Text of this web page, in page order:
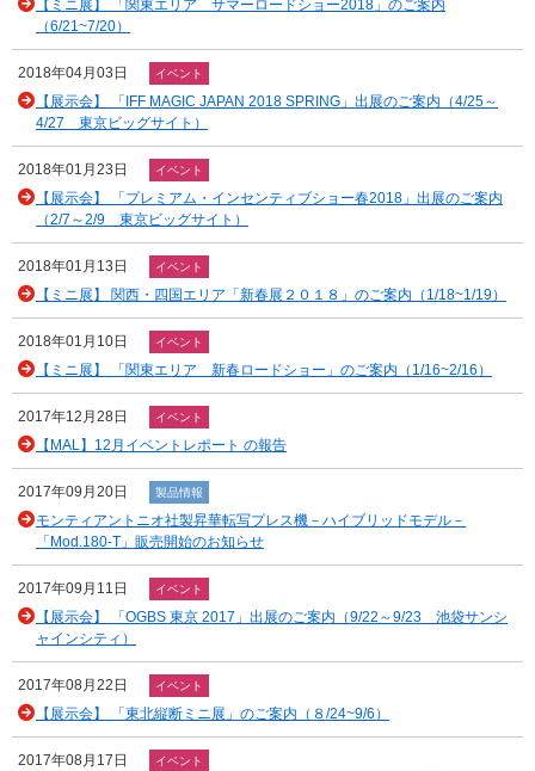
【ミニ展】 「関東エリア サマーロードショー2018」のご案内
（6/21~7/20）
2018年04月03日 イベント
【展示会】 「IFF MAGIC JAPAN 2018 SPRING」出展のご案内（4/25～
4/27 東京ビッグサイト）
2018年01月23日 イベント
【展示会】 「プレミアム・インセンティブショー春2018」出展のご案内
（2/7～2/9 東京ビッグサイト）
2018年01月13日 イベント
【ミニ展】 関西・四国エリア「新春展２０１８」のご案内（1/18~1/19）
2018年01月10日 イベント
【ミニ展】 「関東エリア 新春ロードショー」のご案内（1/16~2/16）
2017年12月28日 イベント
【MAL】12月イベントレポート の報告
2017年09月20日 製品情報
モンティアントニオ社製昇華転写プレス機－ハイブリッドモデル－
「Mod.180-T」販売開始のお知らせ
2017年09月11日 イベント
【展示会】 「OGBS 東京 2017」出展のご案内（9/22～9/23 池袋サンシ
ャインシティ）
2017年08月22日 イベント
【展示会】 「東北縦断ミニ展」のご案内（８/24~9/6）
2017年08月17日 イベント